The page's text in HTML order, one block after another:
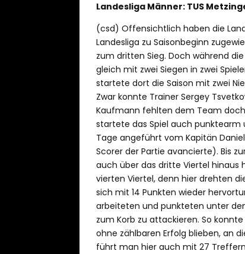
Landesliga Männer: TUS
(csd) Offensichtlich haben die
Landesliga zu Saisonbeginn
zum dritten Sieg. Doch während
gleich mit zwei Siegen in zwei
startete dort die Saison mit zwei
Zwar konnte Trainer Sergey
Kaufmann fehlten dem Team
startete das Spiel auch punktearm
Tage angeführt vom Kapitän
Scorer der Partie avancierte). Bis
auch über das dritte Viertel hinaus
vierten Viertel, denn hier drehten
sich mit 14 Punkten wieder
arbeiteten und punkteten unter
zum Korb zu attackieren. So
ohne zählbaren Erfolg blieben, an
führt man hier auch mit 27